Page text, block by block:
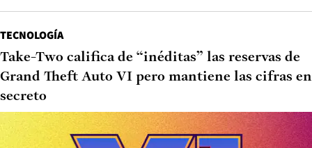
TECNOLOGÍA
Take-Two califica de “inéditas” las reservas de
Grand Theft Auto VI pero mantiene las cifras en
secreto